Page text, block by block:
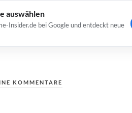
auswählen
Insider.de bei Google und entdeckt neue
KOMMENTARE